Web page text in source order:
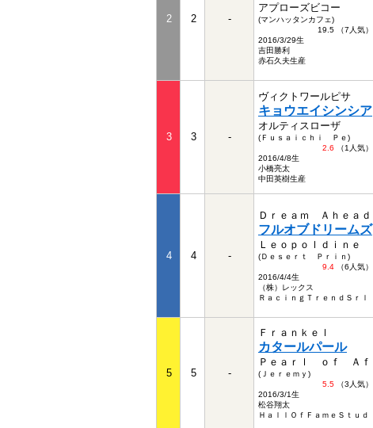
2 2 -
アプローズビコー
(マンハッタンカフェ)
19.5 （7人気）
2016/3/29生
吉田勝利
赤石久夫生産
3 3 -
ヴィクトワールピサ
キョウエイシンシア
オルティスローザ
(Ｆｕｓａｉｃｈｉ Ｐｅ)
2.6 （1人気）
2016/4/8生
小橋亮太
中田英樹生産
4 4 -
Ｄｒｅａｍ Ａｈｅａｄ
フルオブドリームズ
Ｌｅｏｐｏｌｄｉｎｅ
(Ｄｅｓｅｒｔ Ｐｒｉｎ)
9.4 （6人気）
2016/4/4生
（株）レックス
ＲａｃｉｎｇＴｒｅｎｄＳｒｌ
5 5 -
Ｆｒａｎｋｅｌ
カタールパール
Ｐｅａｒｌ ｏｆ Ａｆ
(Ｊｅｒｅｍｙ)
5.5 （3人気）
2016/3/1生
松谷翔太
ＨａｌｌＯｆＦａｍｅＳｔｕｄ